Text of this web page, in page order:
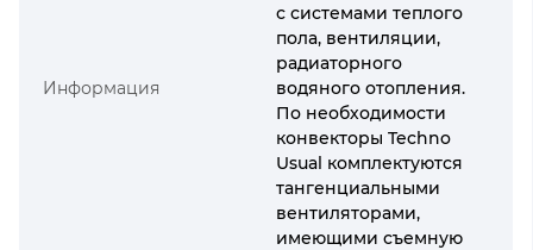
Информация
с системами теплого
пола, вентиляции,
радиаторного
водяного отопления.
По необходимости
конвекторы Techno
Usual комплектуются
тангенциальными
вентиляторами,
имеющими съемную